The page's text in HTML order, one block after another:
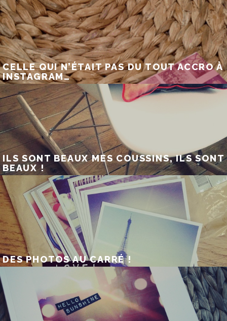
CELLE QUI N’ÉTAIT PAS DU TOUT ACCRO À
INSTAGRAM…
ILS SONT BEAUX MES COUSSINS, ILS SONT
BEAUX !
DES PHOTOS AU CARRÉ !